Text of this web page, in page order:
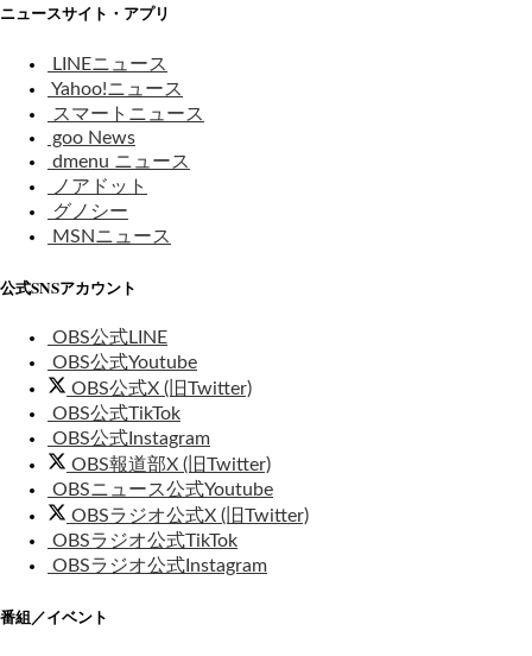
ニュースサイト・アプリ
LINEニュース
Yahoo!ニュース
スマートニュース
goo News
dmenu ニュース
ノアドット
グノシー
MSNニュース
公式SNSアカウント
OBS公式LINE
OBS公式Youtube
OBS公式X (旧Twitter)
OBS公式TikTok
OBS公式Instagram
OBS報道部X (旧Twitter)
OBSニュース公式Youtube
OBSラジオ公式X (旧Twitter)
OBSラジオ公式TikTok
OBSラジオ公式Instagram
番組／イベント